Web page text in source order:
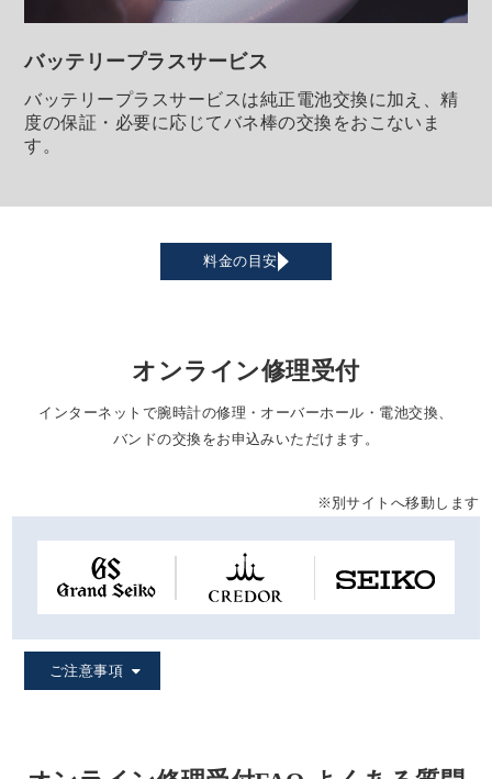
バッテリープラスサービス
バッテリープラスサービスは純正電池交換に加え、精
度の保証・必要に応じてバネ棒の交換をおこないま
す。
料金の目安
オンライン修理受付
インターネットで腕時計の修理・オーバーホール・電池交換、
バンドの交換をお申込みいただけます。
※別サイトへ移動します
ご注意事項